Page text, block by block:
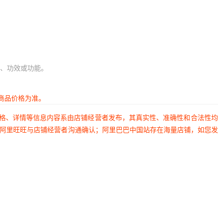
功效或功能。
价格为准。
详情等信息内容系由店铺经营者发布，其真实性、准确性和合法性
旺旺与店铺经营者沟通确认；阿里巴巴中国站存在海量店铺，如您